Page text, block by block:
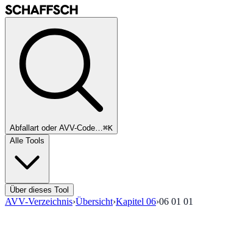
Abfallart oder AVV-Code…⌘K
Alle Tools
Über dieses Tool
AVV-Verzeichnis›Übersicht›Kapitel 06›06 01 01